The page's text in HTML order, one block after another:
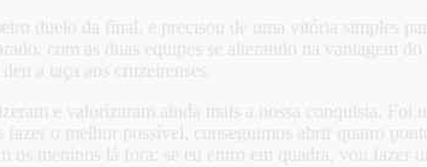
duelo da final, e precisou de uma vitória simples
com as duas equipes se alterando na vantagem
a taça aos cruzeirenses.
e valorizaram ainda mais a nossa conquista.
o melhor possível, conseguimos abrir quatro
meninos lá fora: se eu entro em quadra, vou